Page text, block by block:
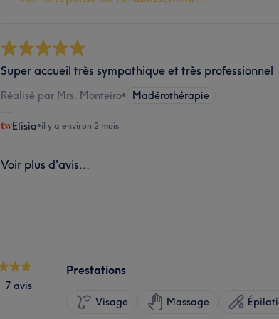
Super accueil très sympathique et très professionnel
Réalisé par Mrs. Monteiro• Madérothérapie
Elisia•il y a environ 2 mois
Voir plus d'avis...
7 avis
Prestations
Visage Massage